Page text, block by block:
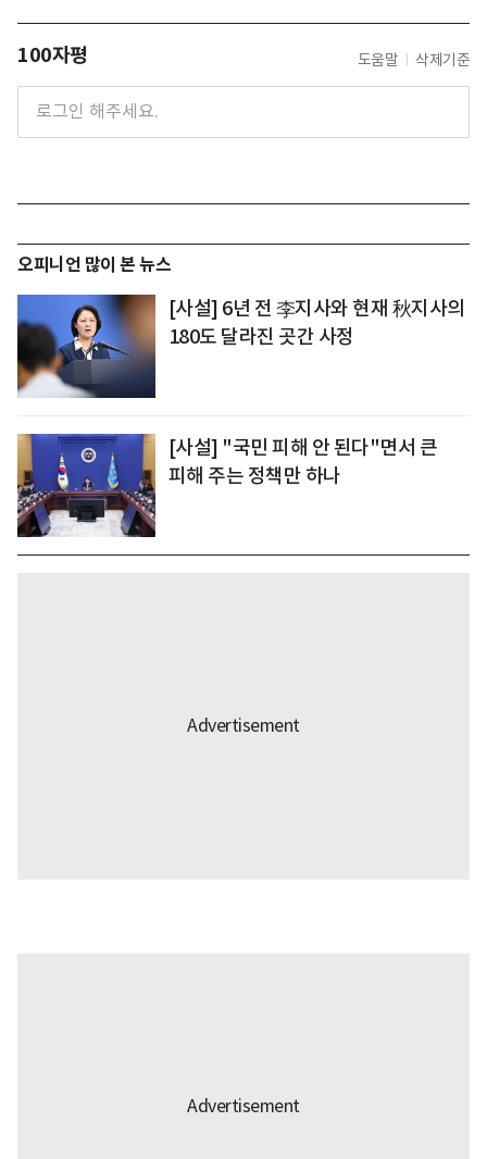
100자평 도움말 삭제기준
오피니언 많이 본 뉴스
[사설] 6년 전 李지사와 현재 秋지사의
180도 달라진 곳간 사정
[사설] "국민 피해 안 된다"면서 큰
피해 주는 정책만 하나